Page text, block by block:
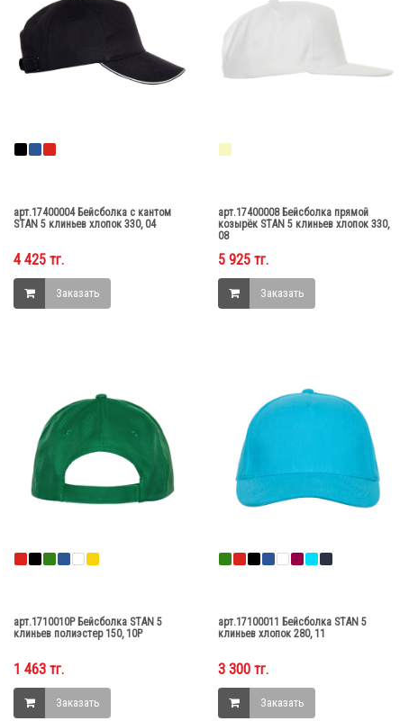
арт.17400004 Бейсболка с кантом
STAN 5 клиньев хлопок 330, 04
4 425 тг.
Заказать
арт.17400008 Бейсболка прямой
козырёк STAN 5 клиньев хлопок 330,
08
5 925 тг.
Заказать
арт.1710010P Бейсболка STAN 5
клиньев полиэстер 150, 10P
1 463 тг.
Заказать
арт.17100011 Бейсболка STAN 5
клиньев хлопок 280, 11
3 300 тг.
Заказать